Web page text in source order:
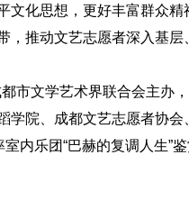
热点专题
传真机
公示
文化思想，更好丰富群众
，推动文艺志愿者深入基
市文学艺术界联合会主办
学院、成都文艺志愿者协
内乐团“巴赫的复调人生”